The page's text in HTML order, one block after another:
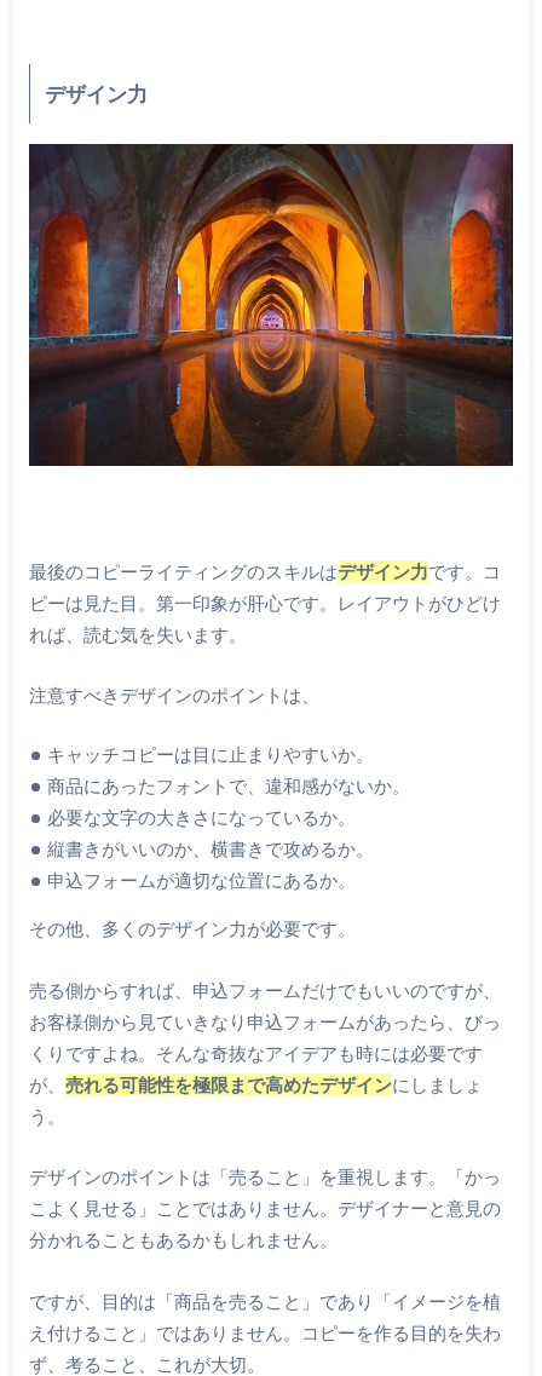
デザイン力
最後のコピーライティングのスキルはデザイン力です。コ
ピーは見た目。第一印象が肝心です。レイアウトがひどけ
れば、読む気を失います。
注意すべきデザインのポイントは、
キャッチコピーは目に止まりやすいか。
商品にあったフォントで、違和感がないか。
必要な文字の大きさになっているか。
縦書きがいいのか、横書きで攻めるか。
申込フォームが適切な位置にあるか。
その他、多くのデザイン力が必要です。
売る側からすれば、申込フォームだけでもいいのですが、
お客様側から見ていきなり申込フォームがあったら、びっ
くりですよね。そんな奇抜なアイデアも時には必要です
が、 売れる可能性を極限まで高めたデザインにしましょ
う。
デザインのポイントは「売ること」を重視します。「かっ
こよく見せる」ことではありません。デザイナーと意見の
分かれることもあるかもしれません。
ですが、目的は「商品を売ること」であり「イメージを植
え付けること」ではありません。コピーを作る目的を失わ
ず、考ること、これが大切。